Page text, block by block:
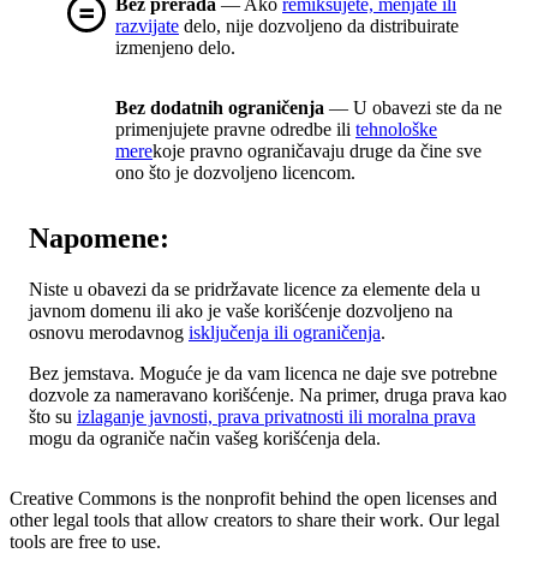
Bez prerada — Ako remiksujete, menjate ili
razvijate delo, nije dozvoljeno da distribuirate
izmenjeno delo.
Bez dodatnih ograničenja — U obavezi ste da ne
primenjujete pravne odredbe ili tehnološke
merekoje pravno ograničavaju druge da čine sve
ono što je dozvoljeno licencom.
Napomene:
Niste u obavezi da se pridržavate licence za elemente dela u
javnom domenu ili ako je vaše korišćenje dozvoljeno na
osnovu merodavnog isključenja ili ograničenja.
Bez jemstava. Moguće je da vam licenca ne daje sve potrebne
dozvole za nameravano korišćenje. Na primer, druga prava kao
što su izlaganje javnosti, prava privatnosti ili moralna prava
mogu da ograniče način vašeg korišćenja dela.
Creative Commons is the nonprofit behind the open licenses and
other legal tools that allow creators to share their work. Our legal
tools are free to use.